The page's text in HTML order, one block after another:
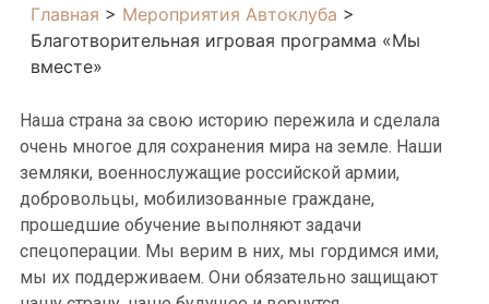
Главная > Мероприятия Автоклуба >
Благотворительная игровая программа «Мы
вместе»
Наша страна за свою историю пережила и сделала
очень многое для сохранения мира на земле. Наши
земляки, военнослужащие российской армии,
добровольцы, мобилизованные граждане,
прошедшие обучение выполняют задачи
спецоперации. Мы верим в них, мы гордимся ими,
мы их поддерживаем. Они обязательно защищают